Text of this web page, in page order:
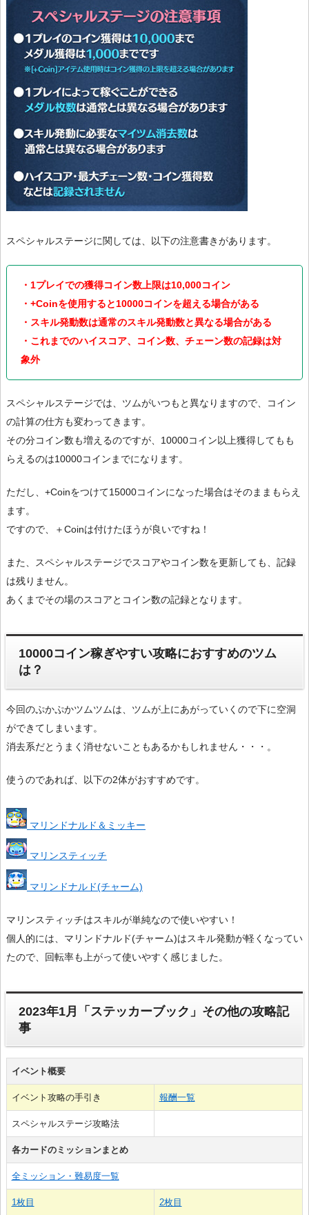
スペシャルステージに関しては、以下の注意書きがあります。
・1プレイでの獲得コイン数上限は10,000コイン
・+Coinを使用すると10000コインを超える場合がある
・スキル発動数は通常のスキル発動数と異なる場合がある
・これまでのハイスコア、コイン数、チェーン数の記録は対
象外
スペシャルステージでは、ツムがいつもと異なりますので、コイン
の計算の仕方も変わってきます。
その分コイン数も増えるのですが、10000コイン以上獲得してもも
らえるのは10000コインまでになります。
ただし、+Coinをつけて15000コインになった場合はそのままもらえ
ます。
ですので、＋Coinは付けたほうが良いですね！
また、スペシャルステージでスコアやコイン数を更新しても、記録
は残りません。
あくまでその場のスコアとコイン数の記録となります。
10000コイン稼ぎやすい攻略におすすめのツム
は？
今回のぷかぷかツムツムは、ツムが上にあがっていくので下に空洞
ができてしまいます。
消去系だとうまく消せないこともあるかもしれません・・・。
使うのであれば、以下の2体がおすすめです。
マリンドナルド＆ミッキー
マリンスティッチ
マリンドナルド(チャーム)
マリンスティッチはスキルが単純なので使いやすい！
個人的には、マリンドナルド(チャーム)はスキル発動が軽くなってい
たので、回転率も上がって使いやすく感じました。
2023年1月「ステッカーブック」その他の攻略記
事
イベント概要
イベント攻略の手引き 報酬一覧
スペシャルステージ攻略法
各カードのミッションまとめ
全ミッション・難易度一覧
1枚目 2枚目